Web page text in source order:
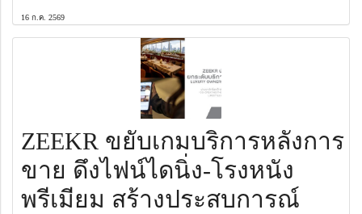
16 ก.ค. 2569
ZEEKR ขยับเกมบริการหลังการ
ขาย ดึงไฟน์ไดนิ่ง-โรงหนัง
พรีเมียม สร้างประสบการณ์